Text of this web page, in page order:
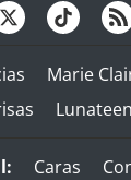
Marie
Lunateen
Caras